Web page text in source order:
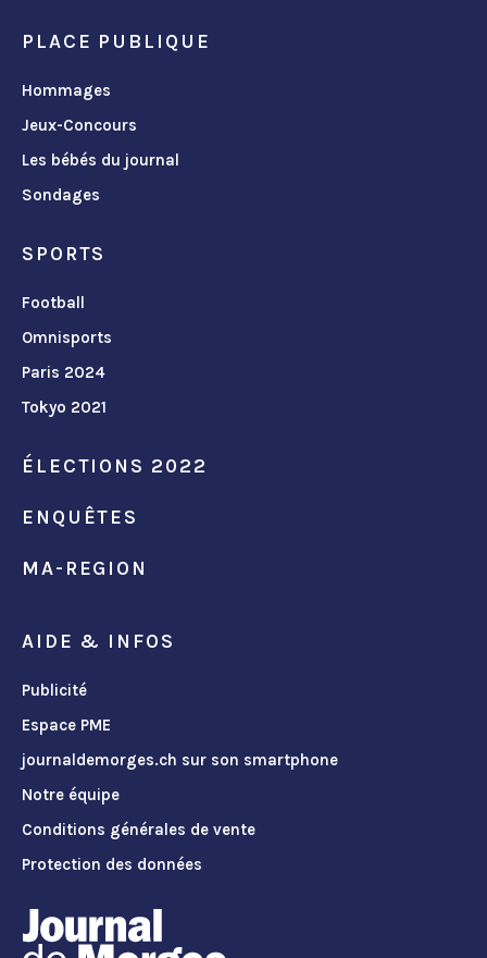
PLACE PUBLIQUE
Hommages
Jeux-Concours
Les bébés du journal
Sondages
SPORTS
Football
Omnisports
Paris 2024
Tokyo 2021
ÉLECTIONS 2022
ENQUÊTES
MA-REGION
AIDE & INFOS
Publicité
Espace PME
journaldemorges.ch sur son smartphone
Notre équipe
Conditions générales de vente
Protection des données